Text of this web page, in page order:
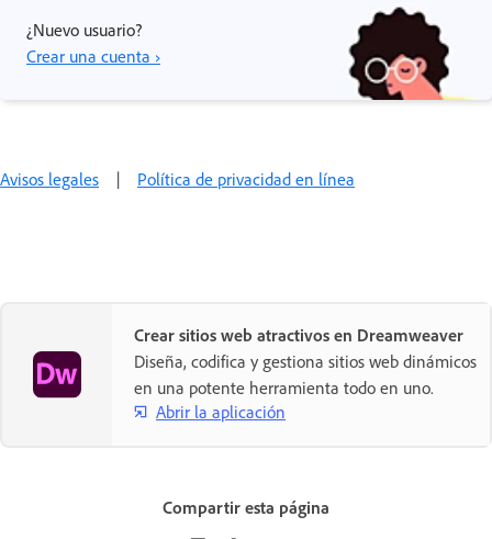
¿Nuevo usuario?
Crear una cuenta ›
Avisos legales | Política de privacidad en línea
Crear sitios web atractivos en Dreamweaver
Diseña, codifica y gestiona sitios web dinámicos
en una potente herramienta todo en uno.
Abrir la aplicación
Compartir esta página